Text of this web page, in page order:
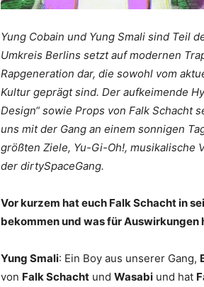
Yung Cobain und Yung Smali sind Teil
Umkreis Berlins setzt auf modernen
Rapgeneration dar, die sowohl vom
Kultur geprägt sind. Der aufkeimende
Design“ sowie Props von Falk Schacht
uns mit der Gang an einem sonnigen
größten Ziele, Yu-Gi-Oh!, musikalische
der dirtySpaceGang.
Vor kurzem hat euch Falk Schacht in
bekommen und was für Auswirkungen
Yung Smali: Ein Boy aus unserer Gang,
von Falk Schacht und Wasabi und hat